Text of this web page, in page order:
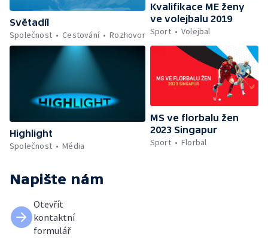
Světadíl
Společnost
Cestování Rozhovor
Kvalifikace ME ženy
ve volejbalu 2019
Sport
Volejbal
Highlight
Společnost
Média
MS ve florbalu žen
2023 Singapur
Sport
Florbal
Napište nám
Otevřít
kontaktní
formulář